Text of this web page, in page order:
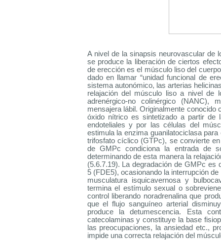
A nivel de la sinapsis neurovascular de
se produce la liberación de ciertos
de erección es el músculo liso del
dado en llamar “unidad funcional de
sistema autonómico, las arterias
relajación del músculo liso a nivel de
adrenérgico-no colinérgico
mensajera lábil. Originalmente conocido
óxido nítrico es sintetizado a partir de
endoteliales y por las células del
estimula la enzima guanilatociclasa
trifosfato cíclico (GTPc), se convierte
de GMPc condiciona la entrada de
determinando de esta manera la
(5.6.7.19). La degradación de GMPc es
5 (FDE5), ocasionando la interrupción
musculatura isquicavernosa y
termina el estímulo sexual o
control liberando noradrenalina que
que el flujo sanguíneo arterial
produce la detumescencia. Esta
catecolaminas y constituye la base
las preocupaciones, la ansiedad etc.,
impide una correcta relajación del